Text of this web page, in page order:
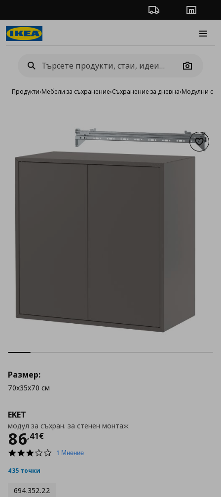
Проследяване на
Camera
Продукти›Мебели за съхранение›Съхранение за дневна›Модулни
EKET
модул за съхран. за стенен монтаж
86,41€
Цена
3.01 Мнение
435 точки
694.352.22
Размер:
70x35x70 см